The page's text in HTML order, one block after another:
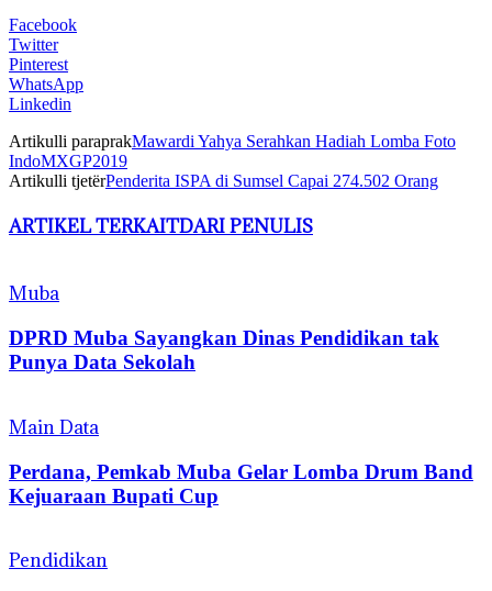
Facebook
Twitter
Pinterest
WhatsApp
Linkedin
Artikulli paraprakMawardi Yahya Serahkan Hadiah Lomba Foto
IndoMXGP2019
Artikulli tjetërPenderita ISPA di Sumsel Capai 274.502 Orang
ARTIKEL TERKAITDARI PENULIS
Muba
DPRD Muba Sayangkan Dinas Pendidikan tak
Punya Data Sekolah
Main Data
Perdana, Pemkab Muba Gelar Lomba Drum Band
Kejuaraan Bupati Cup
Pendidikan